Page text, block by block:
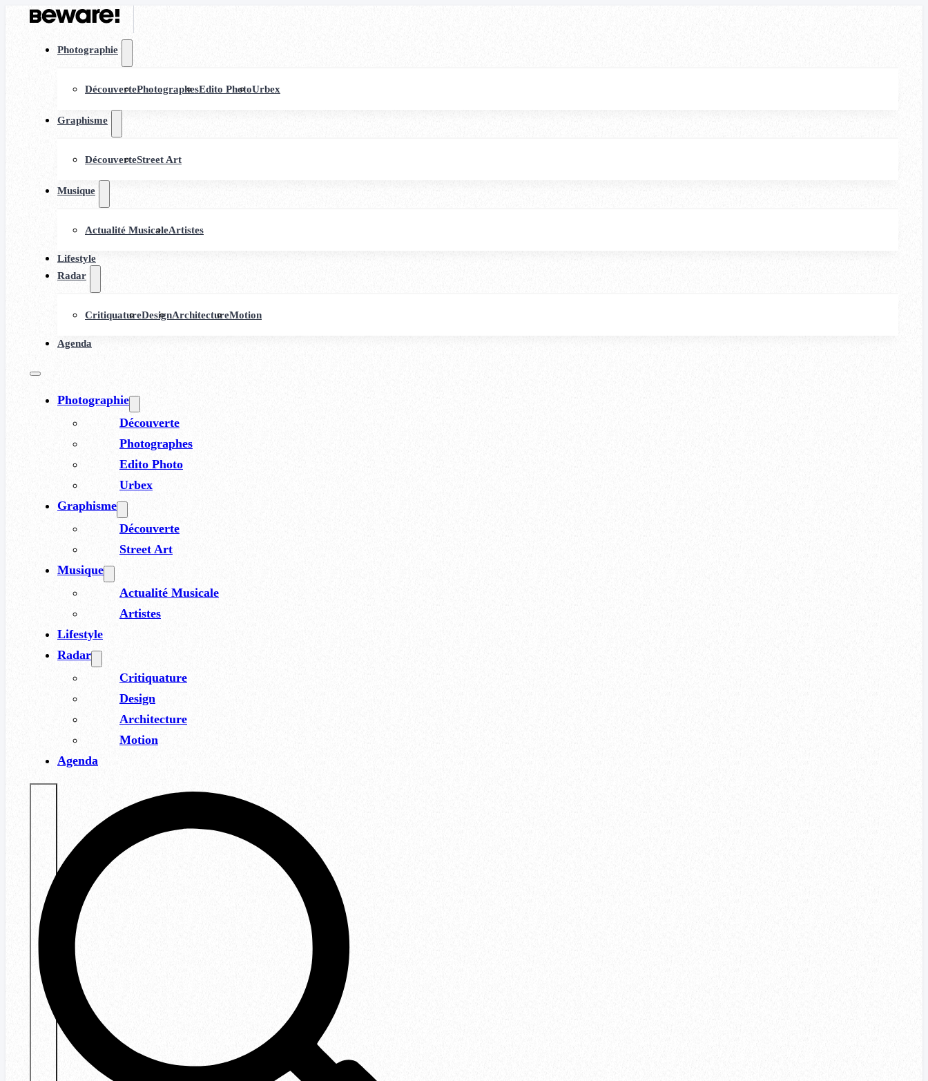
Photographie
DécouvertePhotographesEdito PhotoUrbex
Graphisme
DécouverteStreet Art
Musique
Actualité MusicaleArtistes
Lifestyle
Radar
CritiquatureDesignArchitectureMotion
Agenda
Photographie
Découverte
Photographes
Edito Photo
Urbex
Graphisme
Découverte
Street Art
Musique
Actualité Musicale
Artistes
Lifestyle
Radar
Critiquature
Design
Architecture
Motion
Agenda